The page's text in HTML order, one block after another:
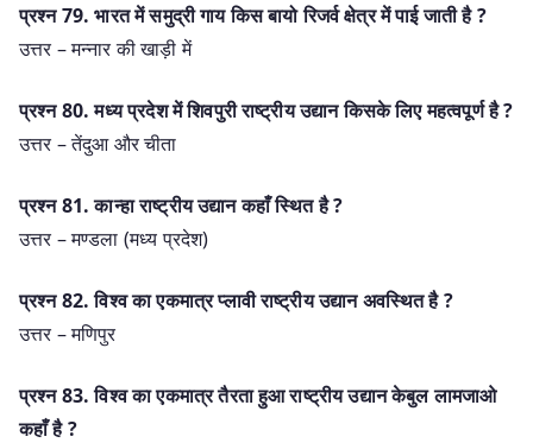
प्रश्‍न 79. भारत में समुद्री गाय किस बायो रिजर्व क्षेत्र में पाई जाती है ?
उत्तर – मन्नार की खाड़ी में
प्रश्‍न 80. मध्य प्रदेश में शिवपुरी राष्ट्रीय उद्यान किसके लिए महत्वपूर्ण है ?
उत्तर – तेंदुआ और चीता
प्रश्‍न 81. कान्हा राष्ट्रीय उद्यान कहाँ स्थित है ?
उत्तर – मण्डला (मध्य प्रदेश)
प्रश्‍न 82. विश्व का एकमात्र प्लावी राष्ट्रीय उद्यान अवस्थित है ?
उत्तर – मणिपुर
प्रश्‍न 83. विश्व का एकमात्र तैरता हुआ राष्ट्रीय उद्यान केबुल लामजाओ
कहाँ है ?